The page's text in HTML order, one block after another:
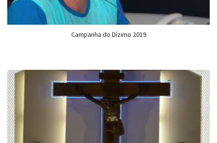
Campanha do Dízimo 2019